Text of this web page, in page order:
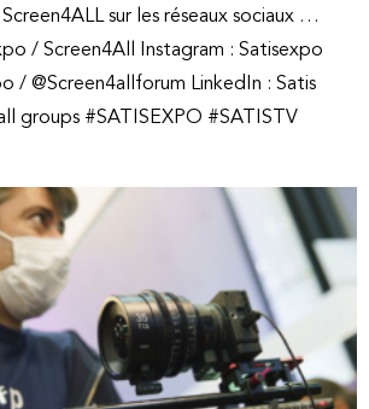
sur les réseaux sociaux …
/ Screen4All Instagram : Satisexpo
/ @Screen4allforum LinkedIn : Satis
groups #SATISEXPO #SATISTV